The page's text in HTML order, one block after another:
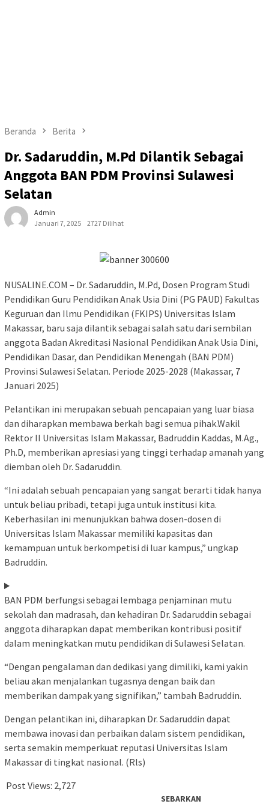
Beranda Berita
Dr. Sadaruddin, M.Pd Dilantik Sebagai
Anggota BAN PDM Provinsi Sulawesi
Selatan
Admin
Januari 7, 2025
2727 Dilihat
NUSALINE.COM – Dr. Sadaruddin, M.Pd, Dosen Program Studi
Pendidikan Guru Pendidikan Anak Usia Dini (PG PAUD) Fakultas
Keguruan dan Ilmu Pendidikan (FKIPS) Universitas Islam
Makassar, baru saja dilantik sebagai salah satu dari sembilan
anggota Badan Akreditasi Nasional Pendidikan Anak Usia Dini,
Pendidikan Dasar, dan Pendidikan Menengah (BAN PDM)
Provinsi Sulawesi Selatan. Periode 2025-2028 (Makassar, 7
Januari 2025)
Pelantikan ini merupakan sebuah pencapaian yang luar biasa
dan diharapkan membawa berkah bagi semua pihak.Wakil
Rektor II Universitas Islam Makassar, Badruddin Kaddas, M.Ag.,
Ph.D, memberikan apresiasi yang tinggi terhadap amanah yang
diemban oleh Dr. Sadaruddin.
“Ini adalah sebuah pencapaian yang sangat berarti tidak hanya
untuk beliau pribadi, tetapi juga untuk institusi kita.
Keberhasilan ini menunjukkan bahwa dosen-dosen di
Universitas Islam Makassar memiliki kapasitas dan
kemampuan untuk berkompetisi di luar kampus,” ungkap
Badruddin.
BAN PDM berfungsi sebagai lembaga penjaminan mutu
sekolah dan madrasah, dan kehadiran Dr. Sadaruddin sebagai
anggota diharapkan dapat memberikan kontribusi positif
dalam meningkatkan mutu pendidikan di Sulawesi Selatan.
“Dengan pengalaman dan dedikasi yang dimiliki, kami yakin
beliau akan menjalankan tugasnya dengan baik dan
memberikan dampak yang signifikan,” tambah Badruddin.
Dengan pelantikan ini, diharapkan Dr. Sadaruddin dapat
membawa inovasi dan perbaikan dalam sistem pendidikan,
serta semakin memperkuat reputasi Universitas Islam
Makassar di tingkat nasional. (Rls)
Post Views: 2,727
SEBARKAN